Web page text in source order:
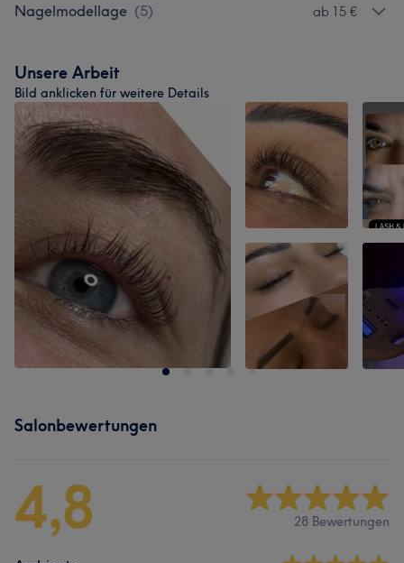
Nagelmodellage (5) ab 15 €
Unsere Arbeit
Bild anklicken für weitere Details
Salonbewertungen
4,8 28 Bewertungen